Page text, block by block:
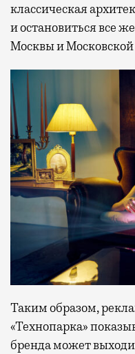
классическая
и остановиться все
Москвы и Московской
Таким образом,
«Технопарка»
бренда может